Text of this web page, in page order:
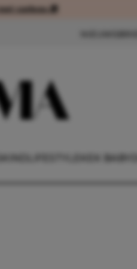
cadeau 🎁
voordelig of met cadeau 🎁